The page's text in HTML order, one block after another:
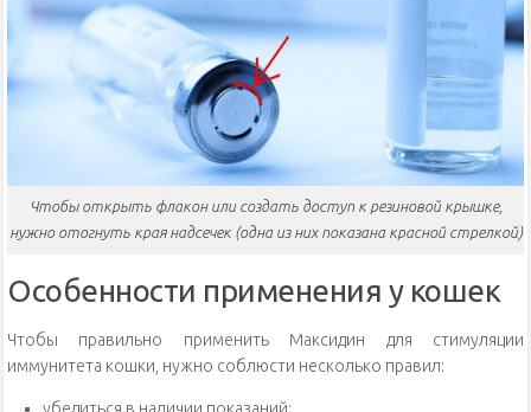
Чтобы открыть флакон или создать доступ к резиновой крышке,
нужно отогнуть края надсечек (одна из них показана красной стрелкой)
Особенности применения у кошек
Чтобы правильно применить Максидин для стимуляции
иммунитета кошки, нужно соблюсти несколько правил: